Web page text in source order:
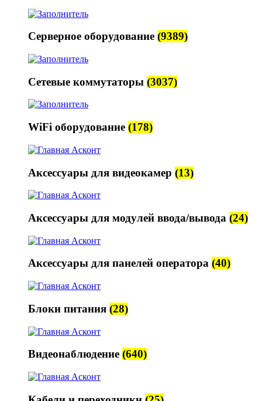
Серверное оборудование (9389)
Сетевые коммутаторы (3037)
WiFi оборудование (178)
Аксессуары для видеокамер (13)
Аксессуары для модулей ввода/вывода (24)
Аксессуары для панелей оператора (40)
Блоки питания (28)
Видеонаблюдение (640)